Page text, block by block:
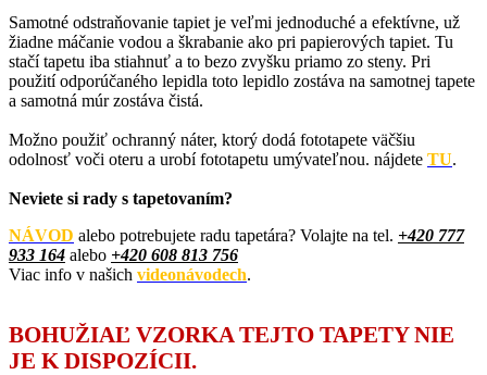
Samotné odstraňovanie tapiet je veľmi jednoduché a efektívne, už
žiadne máčanie vodou a škrabanie ako pri papierových tapiet. Tu
stačí tapetu iba stiahnuť a to bezo zvyšku priamo zo steny. Pri
použití odporúčaného lepidla toto lepidlo zostáva na samotnej tapete
a samotná múr zostáva čistá.
Možno použiť ochranný náter, ktorý dodá fototapete väčšiu
odolnosť voči oteru a urobí fototapetu umývateľnou. nájdete TU.
Neviete si rady s tapetovaním?
NÁVOD alebo potrebujete radu tapetára? Volajte na tel. +420 777
933 164 alebo +420 608 813 756
Viac info v našich videonávodech.
BOHUŽIAĽ VZORKA TEJTO TAPETY NIE
JE K DISPOZÍCII.